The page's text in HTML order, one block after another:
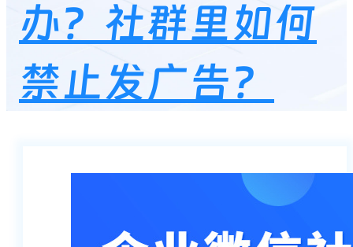
办？社群里如何
禁止发广告？